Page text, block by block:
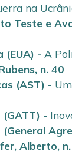
na
Teste e
(EUA) -A
, n. 40
(AST) -
-
Alberto,